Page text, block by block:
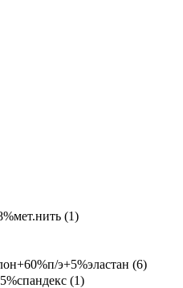
(1)
э+5%эластан (6)
(1)